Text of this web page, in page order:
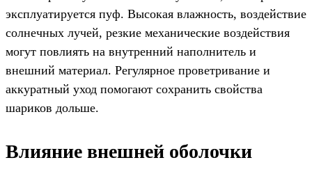
эксплуатируется пуф. Высокая влажность, воздействие
солнечных лучей, резкие механические воздействия
могут повлиять на внутренний наполнитель и
внешний материал. Регулярное проветривание и
аккуратный уход помогают сохранить свойства
шариков дольше.
Влияние внешней оболочки